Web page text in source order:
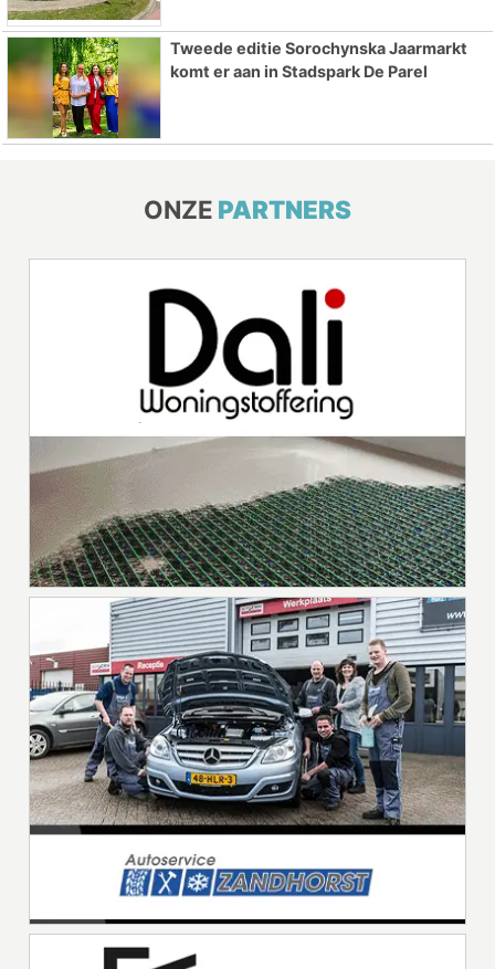
Tweede editie Sorochynska Jaarmarkt
komt er aan in Stadspark De Parel
ONZE PARTNERS